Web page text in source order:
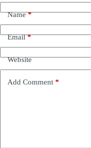
Name*
Email*
Website
Add Comment *